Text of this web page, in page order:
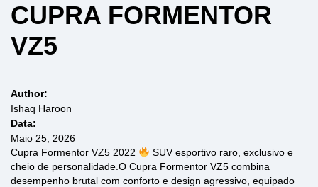
CUPRA FORMENTOR
VZ5
Author:
Ishaq Haroon
Data:
Maio 25, 2026
Cupra Formentor VZ5 2022
SUV esportivo raro, exclusivo e
cheio de personalidade.O Cupra Formentor VZ5 combina
desempenho brutal com conforto e design agressivo, equipado